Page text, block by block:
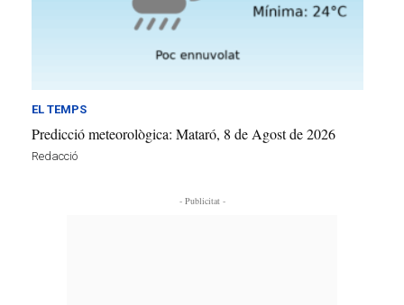
EL TEMPS
Predicció meteorològica: Mataró, 8 de Agost de 2026
Redacció
- Publicitat -